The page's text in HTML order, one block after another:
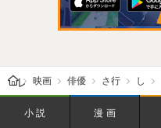
レビューン トップ
映画 俳優 さ行 し
小説 漫画